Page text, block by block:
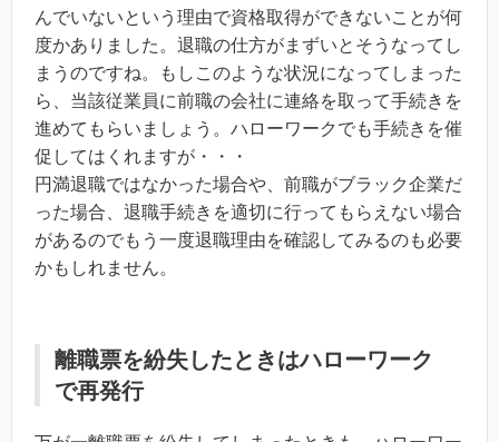
んでいないという理由で資格取得ができないことが何
度かありました。退職の仕方がまずいとそうなってし
まうのですね。もしこのような状況になってしまった
ら、当該従業員に前職の会社に連絡を取って手続きを
進めてもらいましょう。ハローワークでも手続きを催
促してはくれますが・・・
円満退職ではなかった場合や、前職がブラック企業だ
った場合、退職手続きを適切に行ってもらえない場合
があるのでもう一度退職理由を確認してみるのも必要
かもしれません。
離職票を紛失したときはハローワーク
で再発行